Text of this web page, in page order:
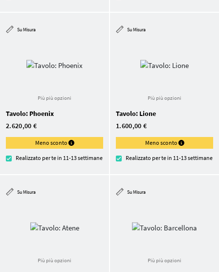
Su Misura
Più più opzioni
Tavolo: Phoenix
2.620,00 €
Meno sconto
Realizzato per te in 11-13 settimane
Su Misura
Più più opzioni
Tavolo: Lione
1.600,00 €
Meno sconto
Realizzato per te in 11-13 settimane
Su Misura
Più più opzioni
Su Misura
Più più opzioni